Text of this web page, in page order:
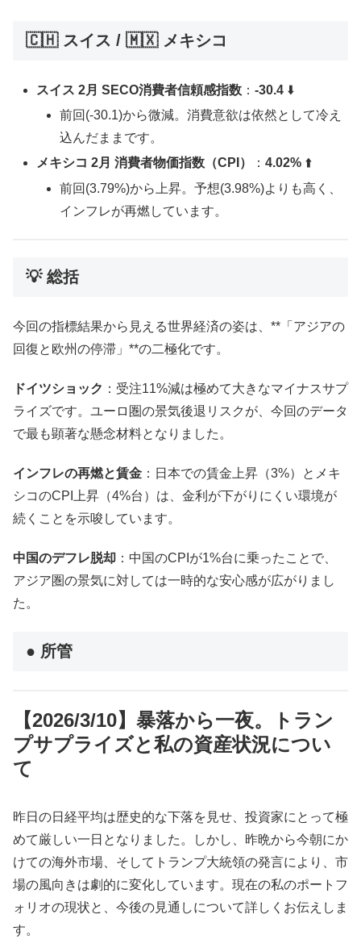
🇨🇭 スイス / 🇲🇽 メキシコ
スイス 2月 SECO消費者信頼感指数 ：-30.4 ⬇️
前回(-30.1)から微減。消費意欲は依然として冷え
込んだままです。
メキシコ 2月 消費者物価指数（CPI）
：4.02% ⬆️
前回(3.79%)から上昇。予想(3.98%)よりも高く、
インフレが再燃しています。
💡 総括
今回の指標結果から見える世界経済の姿は、**「アジアの
回復と欧州の停滞」**の二極化です。
ドイツショック ：受注11%減は極めて大きなマイナスサプ
ライズです。ユーロ圏の景気後退リスクが、今回のデータ
で最も顕著な懸念材料となりました。
インフレの再燃と賃金 ：日本での賃金上昇（3%）とメキ
シコのCPI上昇（4%台）は、金利が下がりにくい環境が
続くことを示唆しています。
中国のデフレ脱却 ：中国のCPIが1%台に乗ったことで、
アジア圏の景気に対しては一時的な安心感が広がりまし
た。
● 所管
【2026/3/10】暴落から一夜。トラン
プサプライズと私の資産状況につい
て
昨日の日経平均は歴史的な下落を見せ、投資家にとって極
めて厳しい一日となりました。しかし、昨晩から今朝にか
けての海外市場、そしてトランプ大統領の発言により、市
場の風向きは劇的に変化しています。現在の私のポートフ
ォリオの現状と、今後の見通しについて詳しくお伝えしま
す。